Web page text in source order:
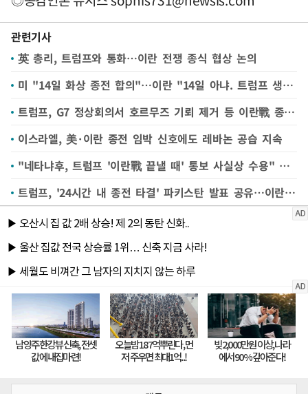
관련기사
英 총리, 트럼프와 통화…이란 전쟁 종식 협상 논의
미 "14일 화상 종전 합의"…이란 "14일 아냐. 트럼프 생일쇼 안 돼"(종합)
트럼프, G7 정상회의서 호르무즈 기뢰 제거 등 이란戰 종식 논의
이스라엘, 美·이란 종전 임박 신호에도 레바논 공습 지속
"네타냐후, 트럼프 '이란戰 끝낼 때' 통보 사실상 수용" 美 액시오스
트럼프, '24시간 내 종전 타결' 파키스탄 발표 공유…이란 "내일 아냐"(종합)